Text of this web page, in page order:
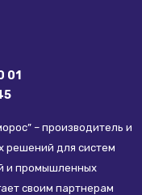
01
– производитель и
решений для систем
и промышленных
своим партнерам